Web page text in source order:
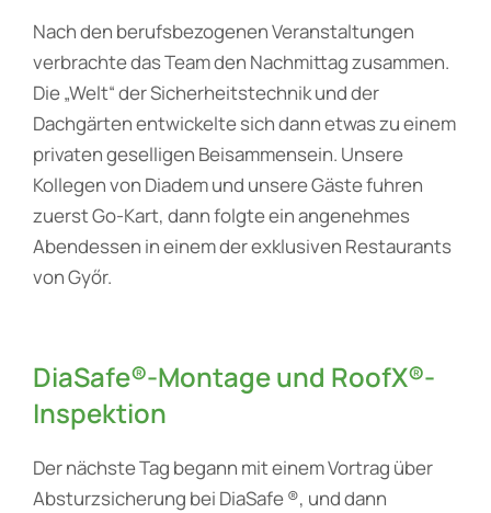
Nach den berufsbezogenen Veranstaltungen
verbrachte das Team den Nachmittag zusammen.
Die „Welt“ der Sicherheitstechnik und der
Dachgärten entwickelte sich dann etwas zu einem
privaten geselligen Beisammensein. Unsere
Kollegen von Diadem und unsere Gäste fuhren
zuerst Go-Kart, dann folgte ein angenehmes
Abendessen in einem der exklusiven Restaurants
von Győr.
DiaSafe®-Montage und RoofX®-
Inspektion
Der nächste Tag begann mit einem Vortrag über
Absturzsicherung bei DiaSafe ®, und dann